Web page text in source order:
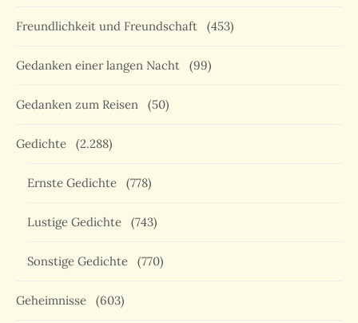
Freundlichkeit und Freundschaft (453)
Gedanken einer langen Nacht (99)
Gedanken zum Reisen (50)
Gedichte (2.288)
Ernste Gedichte (778)
Lustige Gedichte (743)
Sonstige Gedichte (770)
Geheimnisse (603)